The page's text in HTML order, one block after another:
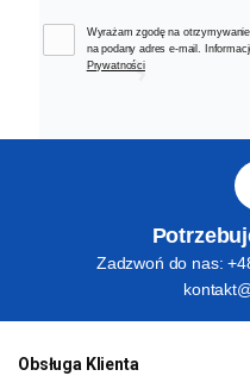
Wyrażam zgodę na
na podany adres e-mail.
Prywatności
Zadzwoń do nas:
Obsługa Klienta